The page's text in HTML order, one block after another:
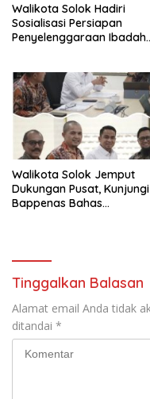
Walikota Solok Hadiri
Sosialisasi Persiapan
Penyelenggaraan Ibadah
Walikota Solok Jemput
Dukungan Pusat, Kunjungi
Bappenas Bahas
Tinggalkan Balasan
Alamat email Anda tidak
ditandai *